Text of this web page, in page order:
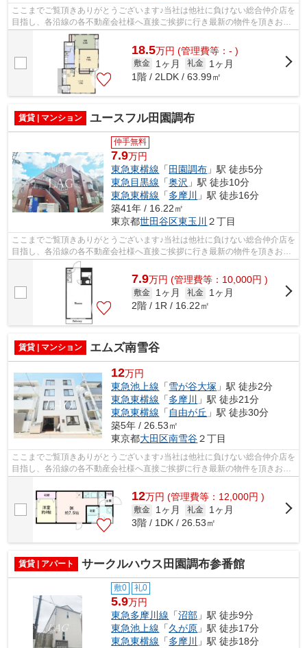
ここまでご覧頂きありがとうございます♪当社は他社に負けない総合仲介店を
目指し、各沿線の各不動産会社様へ直接ご挨拶に行き最新の物件を頂きお客
様へ提供しております！最新の情報は...
18.5万円 (管理費等：- )
敷金 1ヶ月 礼金
1ヶ月
1階 / 2LDK / 63.99㎡
賃貸 | マンション ユースフル田園調布
仲手無料
7.9万円
東急東横線 「 田園調布 」駅 徒歩5分
東急目黒線 「奥沢 」駅 徒歩10分
東急東横線 「多摩川
」駅 徒歩16分
築41年 / 16.22㎡
東京都世田谷区東玉川 ２丁目
ここまでご覧頂きありがとうございます♪当社は他社に負けない総合仲介店を
目指し、各沿線の各不動産会社様へ直接ご挨拶に行き最新の物件を頂きお客
様へ提供しております！最新の情報は...
7.9万円 (管理費等：10,000円 )
敷金 1ヶ月 礼金
1ヶ月
2階 / 1R / 16.22㎡
賃貸 | マンション エムズ南雪谷
12万円
東急池上線 「雪が谷大塚 」駅 徒歩2分
東急東横線 「多摩川 」駅 徒歩21分
東急東横線 「自由が丘 」駅 徒歩30分
築5年 / 26.53㎡
東京都大田区南雪谷２丁目
ここまでご覧頂きありがとうございます♪当社は他社に負けない総合仲介店を
目指し、各沿線の各不動産会社様へ直接ご挨拶に行き最新の物件を頂きお客
様へ提供しております！最新の情報は...
12万円 (管理費等：12,000円 )
敷金 1ヶ月 礼金
1ヶ月
3階 / 1DK / 26.53㎡
賃貸 | アパート サークルハウス田園調布参番館
敷0 礼0
5.9万円
東急多摩川線 「沼部 」駅 徒歩9分
東急池上線 「久が原 」駅 徒歩17分
東急東横線 「多摩川
」駅 徒歩18分